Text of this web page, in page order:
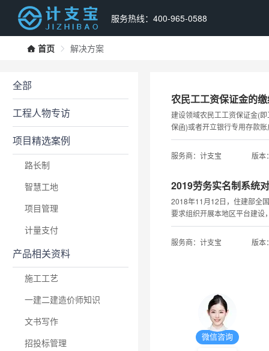
服务热线：400-965-0588
首页 解决方案
全部
工程人物专访
项目精选案例
路长制
智慧工地
项目管理
计量支付
产品相关资料
施工工艺
一建二建造价师知识
文书写作
招投标管理
农民工工资保证金的
建设领域农民工工资保证金(
保函)或者开立银行专用存款
建筑施工企业拖欠工资且符合
管部门监督下，发放被欠薪工
服务商：计支宝 版本
2019劳务实名制系统
2018年11月12日，住建部全
要求组织开展本地区平台建设
即各省市劳务实名制系统平台
服务商：计支宝
版本
微信咨询